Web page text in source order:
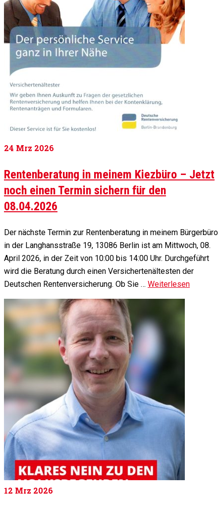
24 Mrz 2026
Rentenberatung in meinem Kiezbüro – Jetzt
noch einen Termin sichern für den
08.04.2026
Der nächste Termin zur Rentenberatung in meinem Bürgerbüro
in der Langhansstraße 19, 13086 Berlin ist am Mittwoch, 08.
April 2026, in der Zeit von 10:00 bis 14:00 Uhr. Durchgeführt
wird die Beratung durch einen Versichertenältesten der
Deutschen Rentenversicherung. Ob Sie … Weiterlesen
12 Mrz 2026